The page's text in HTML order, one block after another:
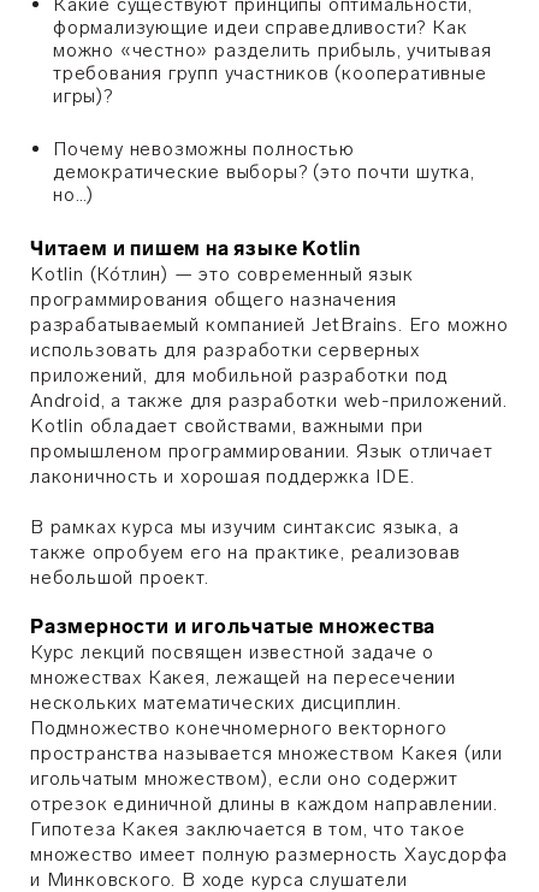
формализующие идеи справедливости? Как
можно «честно» разделить прибыль, учитывая
требования групп участников (кооперативные
игры)?
Почему невозможны полностью
демократические выборы? (это почти шутка,
но…)
Читаем и пишем на языке Kotlin
Kotlin (Ко́тлин) — это современный язык
программирования общего назначения
разрабатываемый компанией JetBrains. Его можно
использовать для разработки серверных
приложений, для мобильной разработки под
Android, а также для разработки web-приложений.
Kotlin обладает свойствами, важными при
промышленом программировании. Язык отличает
лаконичность и хорошая поддержка IDE.
В рамках курса мы изучим синтаксис языка, а
также опробуем его на практике, реализовав
небольшой проект.
Размерности и игольчатые множества
Курс лекций посвящен известной задаче о
множествах Какея, лежащей на пересечении
нескольких математических дисциплин.
Подмножество конечномерного векторного
пространства называется множеством Какея (или
игольчатым множеством), если оно содержит
отрезок единичной длины в каждом направлении.
Гипотеза Какея заключается в том, что такое
множество имеет полную размерность Хаусдорфа
и Минковского. В ходе курса слушатели